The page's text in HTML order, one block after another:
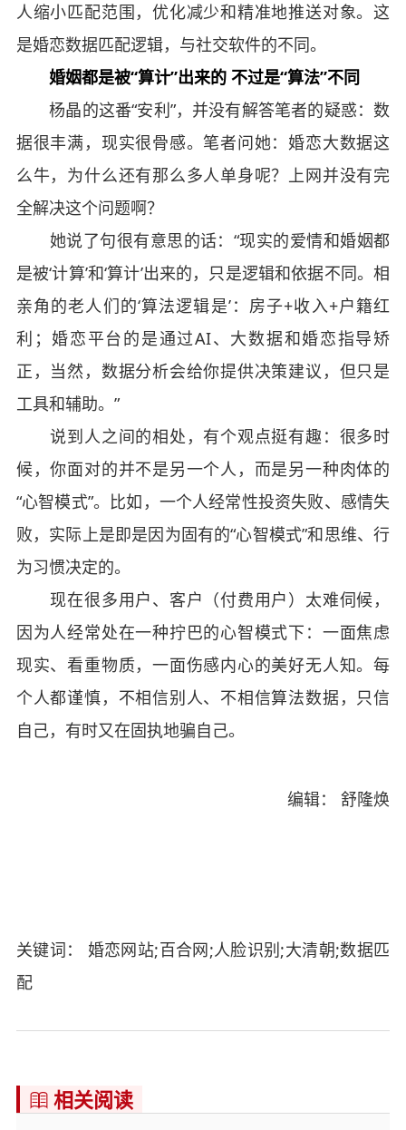
人缩小匹配范围，优化减少和精准地推送对象。这
是婚恋数据匹配逻辑，与社交软件的不同。
婚姻都是被“算计”出来的 不过是“算法”不同
杨晶的这番“安利”，并没有解答笔者的疑惑：数
据很丰满，现实很骨感。笔者问她：婚恋大数据这
么牛，为什么还有那么多人单身呢？上网并没有完
全解决这个问题啊？
她说了句很有意思的话：“现实的爱情和婚姻都
是被‘计算’和‘算计’出来的，只是逻辑和依据不同。相
亲角的老人们的‘算法逻辑是’：房子+收入+户籍红
利；婚恋平台的是通过AI、大数据和婚恋指导矫
正，当然，数据分析会给你提供决策建议，但只是
工具和辅助。”
说到人之间的相处，有个观点挺有趣：很多时
候，你面对的并不是另一个人，而是另一种肉体的
“心智模式”。比如，一个人经常性投资失败、感情失
败，实际上是即是因为固有的“心智模式”和思维、行
为习惯决定的。
现在很多用户、客户（付费用户）太难伺候，
因为人经常处在一种拧巴的心智模式下：一面焦虑
现实、看重物质，一面伤感内心的美好无人知。每
个人都谨慎，不相信别人、不相信算法数据，只信
自己，有时又在固执地骗自己。
编辑： 舒隆焕
关键词： 婚恋网站;百合网;人脸识别;大清朝;数据匹
配
 相关阅读